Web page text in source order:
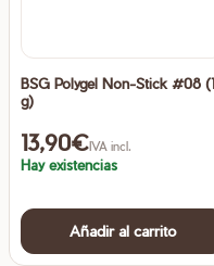
BSG Polygel Non-Stick #08
g)
13,90€IVA incl.
Hay existencias
Añadir al carrito